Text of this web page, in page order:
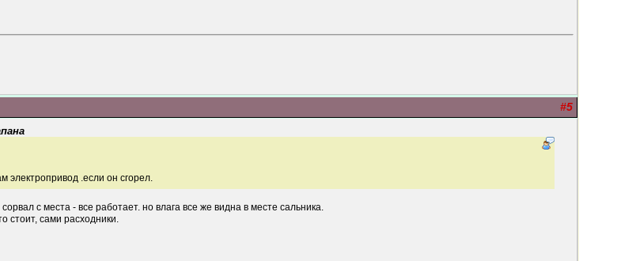
#5
электропривод .если он сгорел.
с места - все работает. но влага все же видна в месте сальника.
стоит, сами расходники.